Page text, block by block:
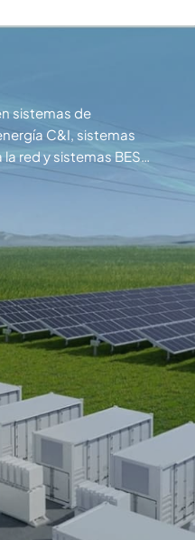
sistemas de
C&I, sistemas
red y sistemas BESS
sólida cadena de
de alto rendimiento
industriales y
industrial:
medida para
específicas de
mayorista: precios
de calidad